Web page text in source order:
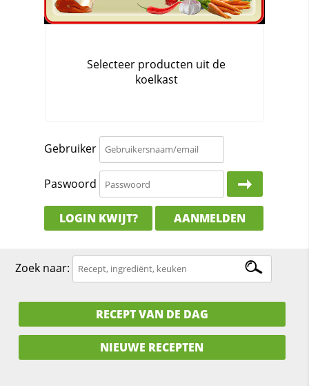
Gebruiker
Paswoord
LOGIN KWIJT? AANMELDEN
Zoek naar:
RECEPT VAN DE DAG
NIEUWE RECEPTEN